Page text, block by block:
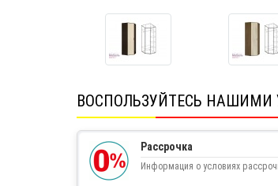
ВОСПОЛЬЗУЙТЕСЬ НАШИМИ
Рассрочка
Информация о условиях